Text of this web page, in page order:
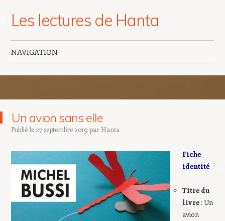
Les lectures de Hanta
NAVIGATION
Un avion sans elle
Publié le 27 septembre 2019 par Hanta
Fiche
identité
Titre du
livre: Un
avion